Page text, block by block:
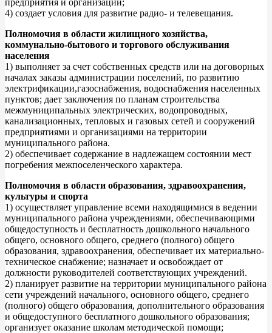
4) создает условия для развитие радио- и телевещания.
Полномочия в области жилищного хозяйства,
коммунально-бытового и торгового обслуживания
населения
1) выполняет за счет собственных средств или на договорных
началах заказы администрации поселений, по развитию
электрификации,газоснабжения, водоснабжения населенных
пунктов; дает заключения по планам строительства
межмуниципальных электрических, водопроводных,
канализационных, тепловых и газовых сетей и сооружений
предприятиями и организациями на территории
муниципального района.
2) обеспечивает содержание в надлежащем состоянии мест
погребения межпоселенческого характера.
Полномочия в области образования, здравоохранения,
культуры и спорта
1) осуществляет управление всеми находящимися в ведении
муниципального района учреждениями, обеспечивающими
общедоступность и бесплатность дошкольного начального
общего, основного общего, среднего (полного) общего
образования, здравоохранения, обеспечивает их материально-
техническое снабжение; назначает и освобождает от
должности руководителей соответствующих учреждений.
2) планирует развитие на территории муниципального района
сети учреждений начального, основного общего, среднего
(полного) общего образования, дополнительного образования
и общедоступного бесплатного дошкольного образования;
организует оказание школам методической помощи;